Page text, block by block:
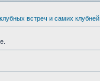
встреч и самих клубней